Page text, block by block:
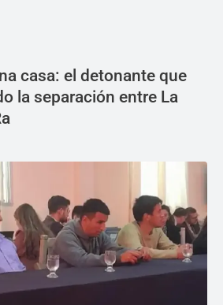
casa: el detonante que
la separación entre La